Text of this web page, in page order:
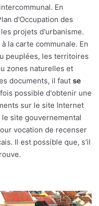
En
d'Occupation des
projets d'urbanisme.
la carte communale. En
peuplées, les territoires
zones naturelles et
documents, il faut se
possible d'obtenir une
sur le site Internet
site gouvernemental
vocation de recenser
Il est possible que, s'il